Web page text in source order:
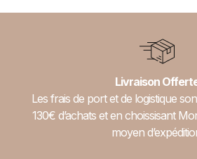
Livraison
Les frais de port et de logistique
130€ d’achats et en choissisant
moyen